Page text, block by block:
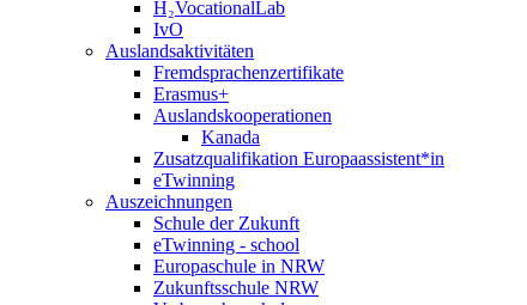
H₂VocationalLab
IvO
Auslandsaktivitäten
Fremdsprachenzertifikate
Erasmus+
Auslandskooperationen
Kanada
Zusatzqualifikation Europaassistent*in
eTwinning
Auszeichnungen
Schule der Zukunft
eTwinning - school
Europaschule in NRW
Zukunftsschule NRW